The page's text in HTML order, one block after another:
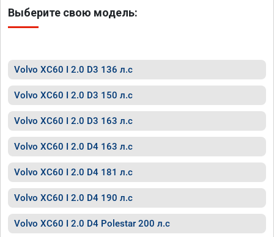
Выберите свою модель:
Volvo XC60 I 2.0 D3 136 л.с
Volvo XC60 I 2.0 D3 150 л.с
Volvo XC60 I 2.0 D3 163 л.с
Volvo XC60 I 2.0 D4 163 л.с
Volvo XC60 I 2.0 D4 181 л.с
Volvo XC60 I 2.0 D4 190 л.с
Volvo XC60 I 2.0 D4 Polestar 200 л.с